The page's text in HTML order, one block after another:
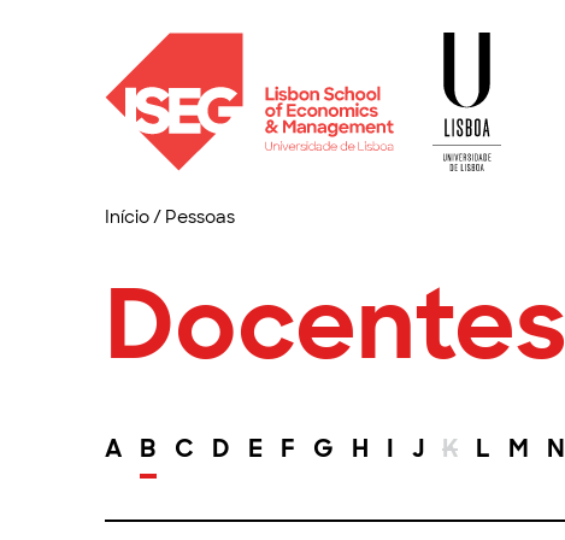
Início/ Pessoas
Docentes
A B C D E F G H I J K L M N